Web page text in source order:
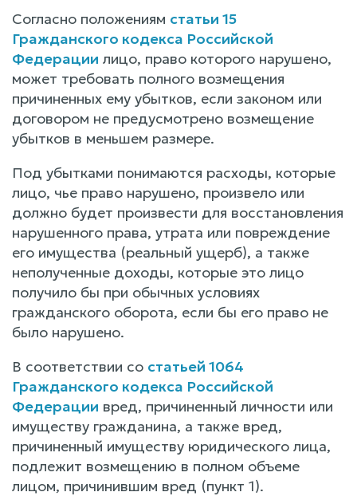
Согласно положениям статьи 15
Гражданского кодекса Российской
Федерации лицо, право которого нарушено,
может требовать полного возмещения
причиненных ему убытков, если законом или
договором не предусмотрено возмещение
убытков в меньшем размере.
Под убытками понимаются расходы, которые
лицо, чье право нарушено, произвело или
должно будет произвести для восстановления
нарушенного права, утрата или повреждение
его имущества (реальный ущерб), а также
неполученные доходы, которые это лицо
получило бы при обычных условиях
гражданского оборота, если бы его право не
было нарушено.
В соответствии со статьей 1064
Гражданского кодекса Российской
Федерации вред, причиненный личности или
имуществу гражданина, а также вред,
причиненный имуществу юридического лица,
подлежит возмещению в полном объеме
лицом, причинившим вред (пункт 1).